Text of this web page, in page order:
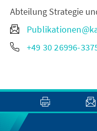
Abteilung Strategie
+49 30 26996-